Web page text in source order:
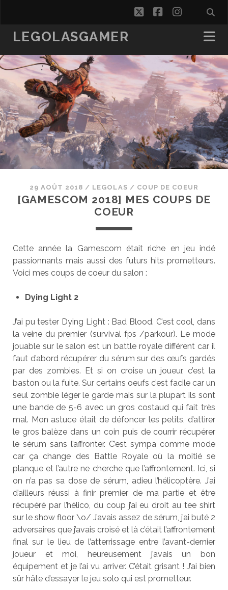
twitterfacebook
LEGOLASGAMER
29 AOÛT 2018 / LEGOLAS / COUP DE COEUR
[GAMESCOM 2018] MES COUPS DE
COEUR
Cette année la Gamescom était riche en jeu indé
passionnants mais aussi des futurs hits prometteurs.
Voici mes coups de coeur du salon :
Dying Light 2
J’ai pu tester Dying Light : Bad Blood. C’est cool, dans
la veine du premier (survival fps /parkour). Le mode
jouable sur le salon est un battle royale différent car il
faut d’abord récupérer du sérum sur des œufs gardés
par des zombies. Et si on croise un joueur, c’est la
baston ou la fuite. Sur certains oeufs c’est facile car un
seul zombie léger le garde mais sur la plupart ils sont
une bande de 5-6 avec un gros costaud qui fait très
mal. Mon astuce était de défoncer les petits, d’attirer
le gros balèze dans un coin puis de courrir récupérer
le sérum sans l’affronter. C’est sympa comme mode
car ça change des Battle Royale où la moitié se
planque et l’autre ne cherche que l’affrontement. Ici, si
on n’a pas sa dose de sérum, adieu l’hélicoptère. J’ai
d’ailleurs réussi à finir premier de ma partie et être
récupéré par l’hélico, du coup j’ai eu droit au tee shirt
sur le show floor \o/ J’avais assez de sérum, j’ai buté 2
adversaires que j’avais croisé et là c’était l’affrontement
final sur le lieu de l’atterrissage entre l’avant-dernier
joueur et moi, heureusement j’avais un bon
équipement et je l’ai vu arriver. C’était grisant ! J’ai bien
sûr hâte d’essayer le jeu solo qui est prometteur.